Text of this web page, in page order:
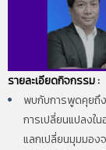
รายละเอียดกิจกรรม :
พบกับการพูดคุยถึง
การเปลี่ยนแปลงใ
แลกเปลี่ยนมุมมอง